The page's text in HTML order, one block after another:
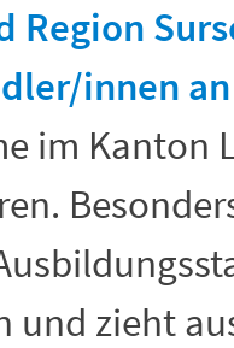
Region
innen an
im Kanton
und zieht